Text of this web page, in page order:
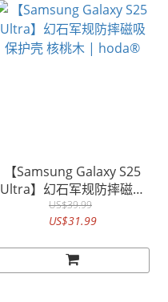
【Samsung Galaxy S25
Ultra】幻石军规防摔磁吸
保护壳 核桃木 | hoda®
US$39.99
US$31.99